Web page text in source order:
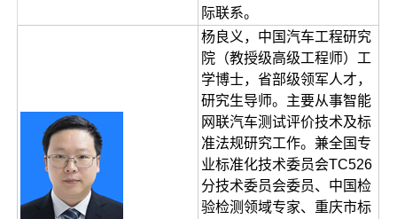
际联系。
杨良义，中国汽车工程研究
院（教授级高级工程师）工
学博士，省部级领军人才，
研究生导师。主要从事智能
网联汽车测试评价技术及标
准法规研究工作。兼全国专
业标准化技术委员会TC526
分技术委员会委员、中国检
验检测领域专家、重庆市标